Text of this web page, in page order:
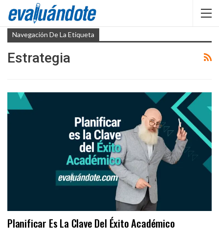
Navegación De La Etiqueta
Estrategia
Planificar Es La Clave Del Éxito Académico